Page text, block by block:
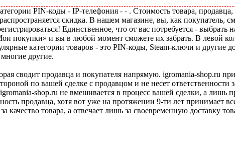
PIN-коды - IP-телефония - - . Стоимость товара,
скидка. В нашем магазине, вы, как покупатель,
Единственное, что от вас потребуется -
покупки» и вы в любой момент сможете их забрать. В левой
категории товаров - это PIN-коды, Steam-ключи и
другие.
сводит продавца и покупателя напрямую. igromania-shop.ru
по вашей сделке с продавцом и не несет
shop.ru не вмешивается в процесс вашей сделки, а лишь
продавца, хотя вот уже на протяжении 9-ти лет принимает
качество товара, а отвечает лишь за своевременную доставку